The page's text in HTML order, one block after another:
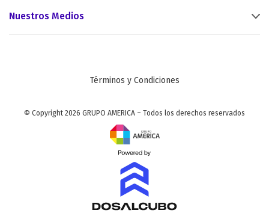
Nuestros Medios
Términos y Condiciones
© Copyright 2026 GRUPO AMERICA – Todos los derechos reservados